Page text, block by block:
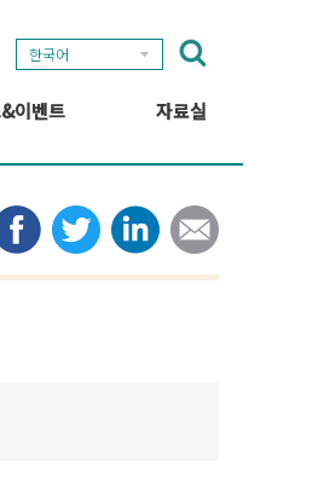
한국어
이벤트
임라인
자료실
뉴스레터
미디어